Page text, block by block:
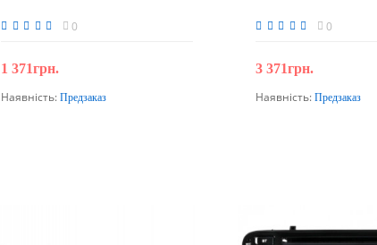
0
1 371грн.
Передзамовлення
Наявність: Предзаказ
0
3 371грн.
Передзамовлення
Наявність: Предзаказ